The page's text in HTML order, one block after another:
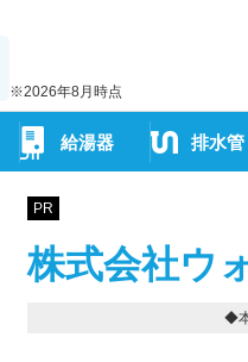
※2026年8月時点
給湯器 排水管
PR
株式会社ウ
◆